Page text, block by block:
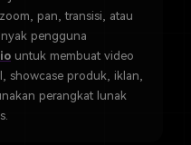
pan, transisi, atau
pengguna
untuk membuat video
showcase produk, iklan,
perangkat lunak